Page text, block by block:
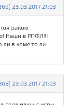
23.03.2017 21:03
раком
Наши в РПФЛ!!!
ли в коме то ли
23.03.2017 21:03